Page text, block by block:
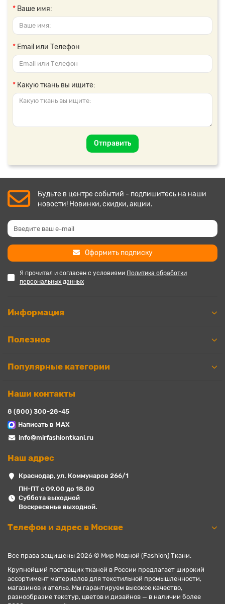
Ваше имя:
Email или Телефон
Какую ткань вы ищите:
Отправить
Будьте в центре событий - подпишитесь на наши
новости! Новинки, скидки, акции.
Оформить подписку
Я прочитал и согласен с условиями Политика обработки
персональных данных
Информация
Полезное
Популярные категории
Наши контакты
8 (800) 300-28-45
Написать в MAX
info@mirfashiontkani.ru
Наш адрес
Краснодар, ул. Коммунаров 266/1
ПН-ПТ с 09.00 до 18.00
Суббота выходной
Воскресенье выходной.
Телефон и адрес в Москве
Все права защищены 2026 © Мир Модной (Fashion) Ткани.
Крупнейший поставщик тканей в России предлагает широкий
ассортимент материалов для текстильной промышленности,
магазинов и ателье. Мы гарантируем высокое качество,
разнообразие текстур, цветов и дизайнов — в наличии более